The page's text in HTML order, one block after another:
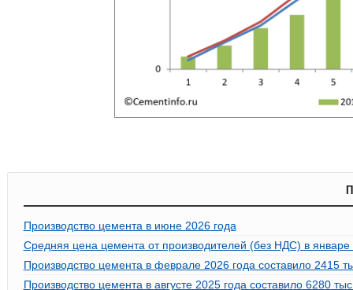
Производство цемента в июне 2026 года
Средняя цена цемента от производителей (без НДС) в январе
Производство цемента в феврале 2026 года составило 2415
Производство цемента в августе 2025 года составило 6280